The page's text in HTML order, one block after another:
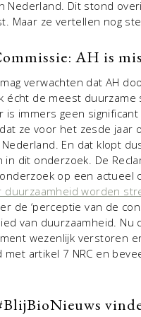
Nederland. Dit stond
Maar ze vertellen nog
AH is
verwachten dat AH
écht de meest
is immers geen
ze voor het zesde
En dat klopt
in dit onderzoek. De
op een
duurzaamheid worden
de ‘perceptie van de
van duurzaamheid.
wezenlijk verstoren
artikel 7 NRC en